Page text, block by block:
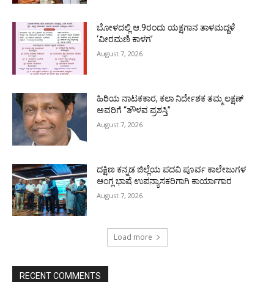
ಬೋಳದಲ್ಲಿ ಆ.9ರಂದು ಯಕ್ಷಗಾನ ತಾಳಮದ್ದಳೆ
‘ವೀರಮಣಿ ಕಾಳಗ’
August 7, 2026
ಹಿರಿಯ ನಾಟಕಕಾರ, ಕಲಾ ನಿರ್ದೇಶಕ ತಮ್ಮ ಲಕ್ಷಣ್
ಅವರಿಗೆ “ತೌಳವ ಪ್ರಶಸ್ತಿ”
August 7, 2026
ದಕ್ಷಿಣ ಕನ್ನಡ ಜಿಲ್ಲೆಯ ಪದವಿ ಪೂರ್ವ ಕಾಲೇಜುಗಳ
ಆಂಗ್ಲ ಭಾಷೆ ಉಪನ್ಯಾಸಕರಿಗಾಗಿ ಕಾರ್ಯಾಗಾರ
August 7, 2026
Load more
RECENT COMMENTS